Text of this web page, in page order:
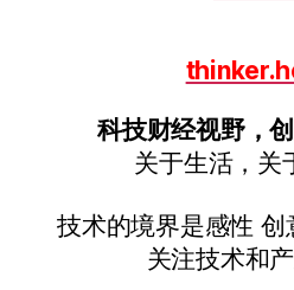
科技财经视野，
关于生活，关
技术的境界是感性
关注技术和